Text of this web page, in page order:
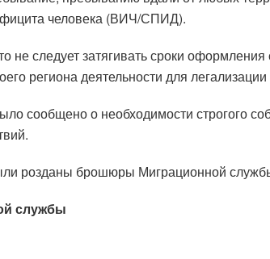
человека (ВИЧ/СПИД).
не следует затягивать сроки
региона деятельности для
сообщено о необходимости строгого
розданы брошюры Миграционной
службы